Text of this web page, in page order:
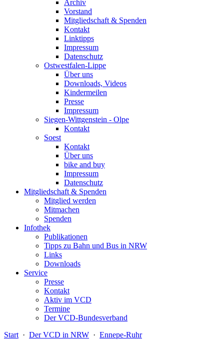
Archiv
Vorstand
Mitgliedschaft & Spenden
Kontakt
Linktipps
Impressum
Datenschutz
Ostwestfalen-Lippe
Über uns
Downloads, Videos
Kindermeilen
Presse
Impressum
Siegen-Wittgenstein - Olpe
Kontakt
Soest
Kontakt
Über uns
bike and buy
Impressum
Datenschutz
Mitgliedschaft & Spenden
Mitglied werden
Mitmachen
Spenden
Infothek
Publikationen
Tipps zu Bahn und Bus in NRW
Links
Downloads
Service
Presse
Kontakt
Aktiv im VCD
Termine
Der VCD-Bundesverband
Start · Der VCD in NRW · Ennepe-Ruhr